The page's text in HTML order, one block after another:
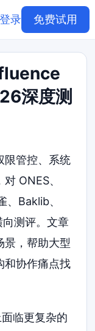
登录 免费试用
深度测
限管控、系统
ONES、
Baklib、
测评。文章
景，帮助大型
和协作痛点找
临更复杂的